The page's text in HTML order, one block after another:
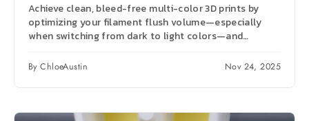
Achieve clean, bleed-free multi-color 3D prints by
optimizing your filament flush volume—especially
when switching from dark to light colors—and
By ChloeAustin Nov 24, 2025